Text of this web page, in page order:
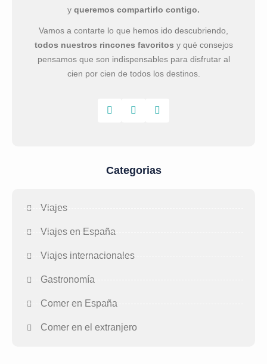
y queremos compartirlo contigo.
Vamos a contarte lo que hemos ido descubriendo,
todos nuestros rincones favoritos y qué consejos
pensamos que son indispensables para disfrutar al
cien por cien de todos los destinos.
Categorias
Viajes
Viajes en España
Viajes internacionales
Gastronomía
Comer en España
Comer en el extranjero